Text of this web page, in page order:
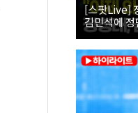
[스팟Live]
김민석에
당대표·최